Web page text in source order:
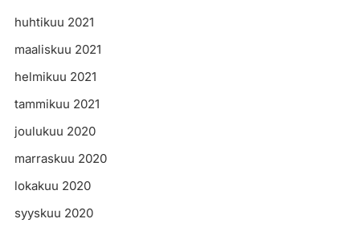
huhtikuu 2021
maaliskuu 2021
helmikuu 2021
tammikuu 2021
joulukuu 2020
marraskuu 2020
lokakuu 2020
syyskuu 2020